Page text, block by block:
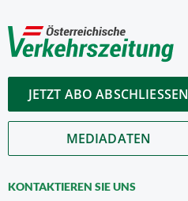
JETZT ABO ABSCHLIESSEN
MEDIADATEN
KONTAKTIEREN SIE UNS